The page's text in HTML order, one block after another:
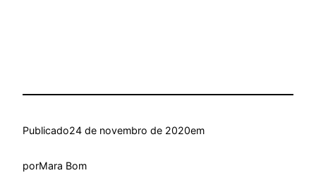
Publicado24 de novembro de 2020em
porMara Bom